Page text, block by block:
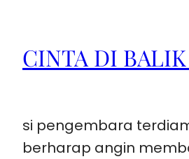
CINTA DI
si pengembara
berharap angin